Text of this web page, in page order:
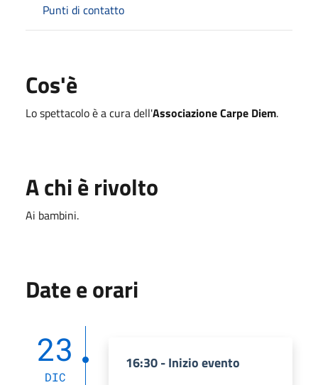
Punti di contatto
Cos'è
Lo spettacolo è a cura dell'Associazione Carpe Diem.
A chi è rivolto
Ai bambini.
Date e orari
23
DIC
16:30 - Inizio evento